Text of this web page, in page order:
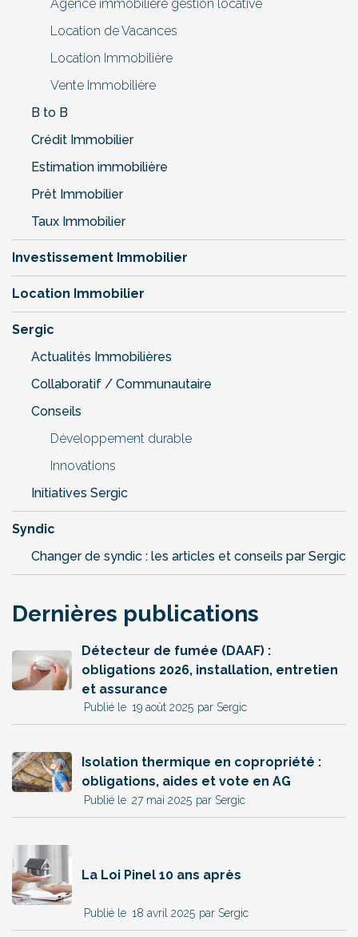
Agence immobilière gestion locative
Location de Vacances
Location Immobilière
Vente Immobilière
B to B
Crédit Immobilier
Estimation immobilière
Prêt Immobilier
Taux Immobilier
Investissement Immobilier
Location Immobilier
Sergic
Actualités Immobilières
Collaboratif / Communautaire
Conseils
Développement durable
Innovations
Initiatives Sergic
Syndic
Changer de syndic : les articles et conseils par Sergic
Dernières publications
Détecteur de fumée (DAAF) :
obligations 2026, installation, entretien
et assurance
par Sergic
19 août 2025
Isolation thermique en copropriété :
obligations, aides et vote en AG
par Sergic
27 mai 2025
La Loi Pinel 10 ans après
par Sergic
18 avril 2025